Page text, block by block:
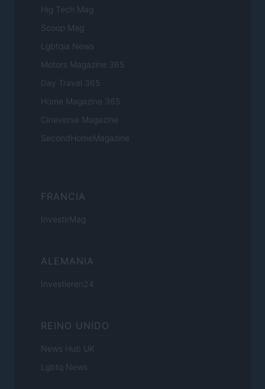
Hig Tech Mag
Scoop Mag
Lgbtqia News
Motors Magazine 365
Day Travel 365
Home Magazine 365
Cineverse Magazine
SecondHomeMagazine
FRANCIA
InvestirMag
ALEMANIA
Investieren24
REINO UNIDO
News Hub UK
Lgbtq News